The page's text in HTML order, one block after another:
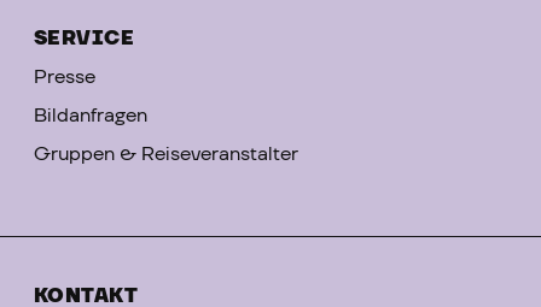
SERVICE
Presse
Bildanfragen
Gruppen & Reiseveranstalter
KONTAKT